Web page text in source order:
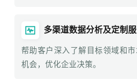
多渠道数据分析及定制
帮助客户深入了解目标领域和
机会，优化企业决策。